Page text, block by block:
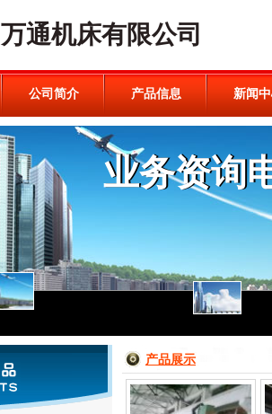
万通机床有限公司
公司简介 产品信息 新闻
产品展示